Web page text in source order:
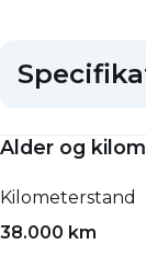
Alder og
Kilometerstand
38.000 km